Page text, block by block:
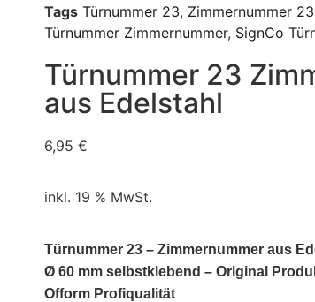
Tags Türnummer 23, Zimmernummer 23
Türnummer Zimmernummer, SignCo
Türnummer 23
aus Edelstahl
6,95 €
inkl. 19 % MwSt.
Türnummer 23 – Zimmernummer aus
Ø 60 mm selbstklebend – Original
Ofform Profiqualität